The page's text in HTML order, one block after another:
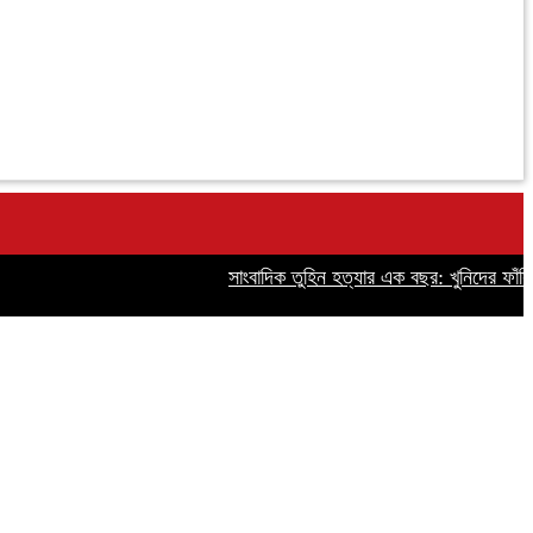
সাংবাদিক তুহিন হত্যার এক বছর: খুনিদের ফাঁসির